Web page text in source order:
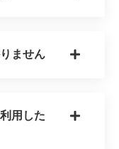
ません
用した